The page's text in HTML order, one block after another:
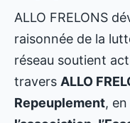
ALLO FRELONS
raisonnée de la
réseau soutient
travers ALLO
Repeuplement,